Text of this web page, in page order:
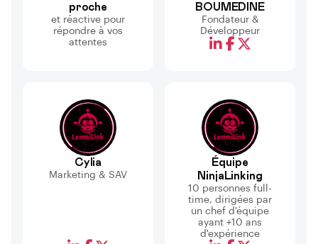
proche
et réactive pour
répondre à vos
attentes
BOUMEDINE
Fondateur &
Développeur
Cylia
Marketing & SAV
Équipe
NinjaLinking
10 personnes full-
time, dirigées par
un chef d'équipe
ayant +10 ans
d'expérience